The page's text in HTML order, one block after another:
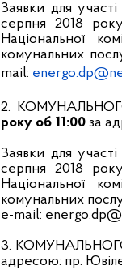
Заявки для
серпня 2018
Національної
комунальних
mail:
2.
року об 11:00 за
Заявки для
серпня 2018
Національної
комунальних
e-mail:
3.
адресою: пр.